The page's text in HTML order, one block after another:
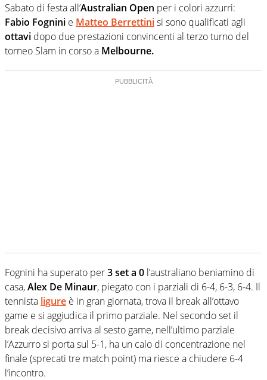
Sabato di festa all’Australian Open per i colori azzurri:
Fabio Fognini e Matteo Berrettinisi sono qualificati agli
ottavi dopo due prestazioni convincenti al terzo turno del
torneo Slam in corso a Melbourne.
Fognini ha superato per3 set a 0 l’australiano beniamino di
casa,Alex De Minaur, piegato con i parziali di 6-4, 6-3, 6-4. Il
tennista ligure è in gran giornata, trova il break all’ottavo
game e si aggiudica il primo parziale. Nel secondo set il
break decisivo arriva al sesto game, nell’ultimo parziale
l’Azzurro si porta sul 5-1, ha un calo di concentrazione nel
finale (sprecati tre match point) ma riesce a chiudere 6-4
l’incontro.